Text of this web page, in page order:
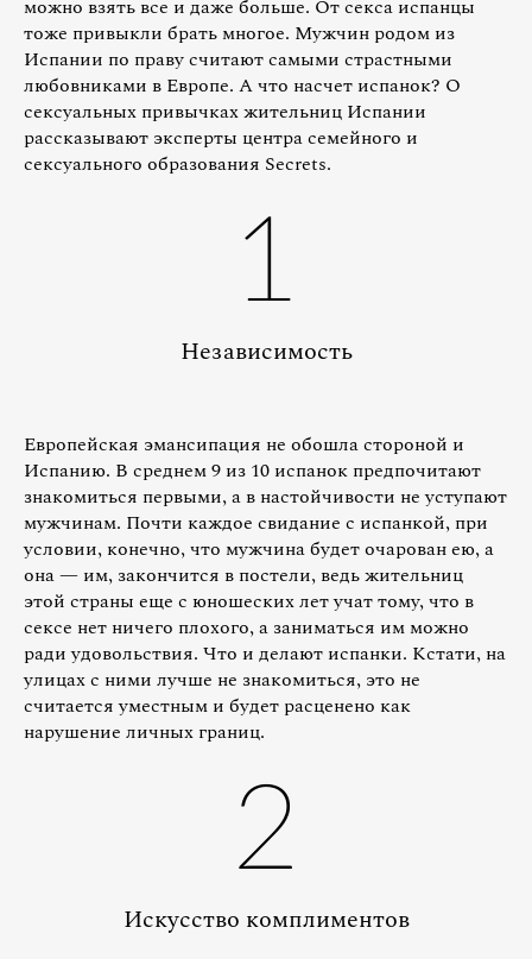
можно взять все и даже больше. От секса испанцы
тоже привыкли брать многое. Мужчин родом из
Испании по праву считают самыми страстными
любовниками в Европе. А что насчет испанок? О
сексуальных привычках жительниц Испании
рассказывают эксперты центра семейного и
сексуального образования Secrets.
1
Независимость
Европейская эмансипация не обошла стороной и
Испанию. В среднем 9 из 10 испанок предпочитают
знакомиться первыми, а в настойчивости не уступают
мужчинам. Почти каждое свидание с испанкой, при
условии, конечно, что мужчина будет очарован ею, а
она — им, закончится в постели, ведь жительниц
этой страны еще с юношеских лет учат тому, что в
сексе нет ничего плохого, а заниматься им можно
ради удовольствия. Что и делают испанки. Кстати, на
улицах с ними лучше не знакомиться, это не
считается уместным и будет расценено как
нарушение личных границ.
2
Искусство комплиментов